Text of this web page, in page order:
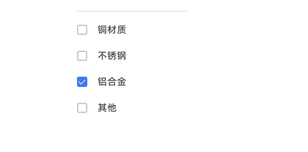
铜材质
不锈钢
铝合金
其他